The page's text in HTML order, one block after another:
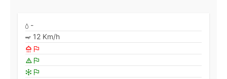
-
12 Km/h